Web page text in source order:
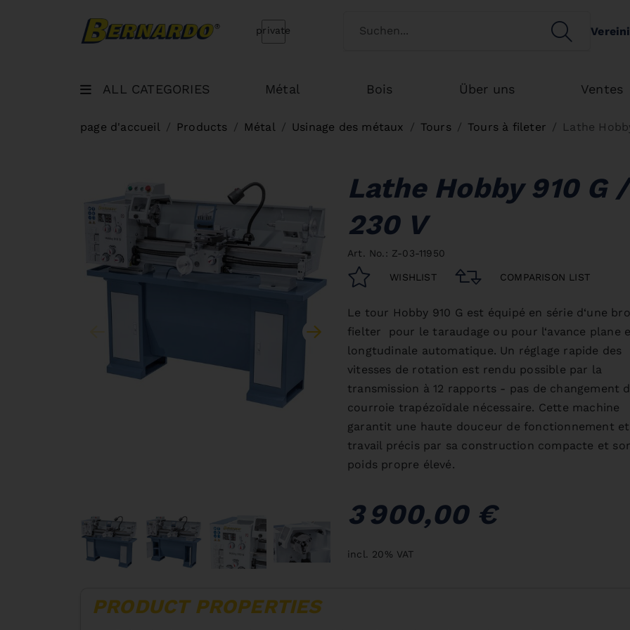
Bernardo Home Switch customertype
private SEARCH
ALL CATEGORIES Métal Bois Über uns Ventes
page d'accueil Products Métal Usinage des métaux Tours Tours à fileter Lathe
Lathe Hobby 910 G /
230 V
Art. No.: Z-03-11950
WISHLIST COMPARISON LIST
Le tour Hobby 910 G est équipé en série d‘une
fielter pour le taraudage ou pour l‘avance plane
longtudinale automatique. Un réglage rapide des
vitesses de rotation est rendu possible par la
transmission à 12 rapports - pas de changement
courroie trapézoïdale nécessaire. Cette machine
garantit une haute douceur de fonctionnement
travail précis par sa construction compacte et
poids propre élevé.
3 900,00 €
incl. 20% VAT
PRODUCT PROPERTIES